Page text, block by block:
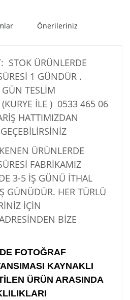
Önerileriniz
STOK ÜRÜNLERDE
1 GÜNDÜR .
TESLİM
İLE ) 0533 465 06
HATTIMIZDAN
ÜRÜNLERDE
FABRİKAMIZ
3-5 İŞ GÜNÜ İTHAL
GÜNÜDÜR. HER TÜRLÜ
İÇİN
BİZE
FOTOĞRAF
KAYNAKLI
ÜRÜN ARASINDA